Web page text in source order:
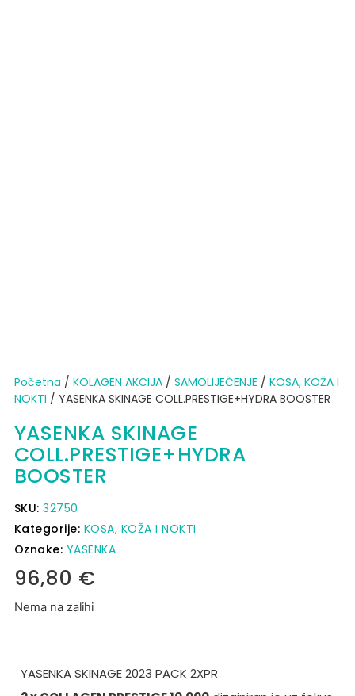
Početna / KOLAGEN AKCIJA/ SAMOLIJEČENJE / KOSA, KOŽA I
NOKTI / YASENKA SKINAGE COLL.PRESTIGE+HYDRA BOOSTER
YASENKA SKINAGE
COLL.PRESTIGE+HYDRA
BOOSTER
SKU:32750
Kategorije: KOSA, KOŽA I NOKTI
Oznake: YASENKA
96,80 €
Nema na zalihi
YASENKA SKINAGE 2023 PACK 2XPR